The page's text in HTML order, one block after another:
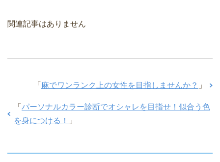
関連記事はありません
「 麻でワンランク上の女性を目指しませんか？ 」
「 パーソナルカラー診断でオシャレを目指せ！似合う色
を身につける！
」